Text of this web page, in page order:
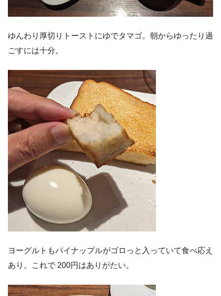
ゆんわり厚切りトーストにゆでタマゴ。朝からゆったり過
ごすには十分。
ヨーグルトもパイナップルがゴロっと入っていて食べ応え
あり。これで 200円はありがたい。